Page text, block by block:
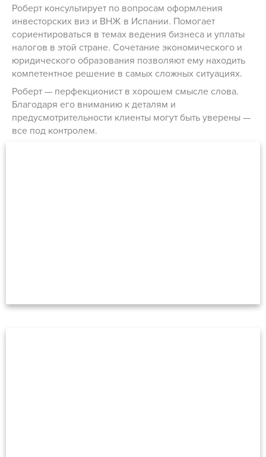
Роберт консультирует по вопросам оформления
инвесторских виз и ВНЖ в Испании. Помогает
сориентироваться в темах ведения бизнеса и уплаты
налогов в этой стране. Сочетание экономического и
юридического образования позволяют ему находить
компетентное решение в самых сложных ситуациях.
Роберт — перфекционист в хорошем смысле слова.
Благодаря его вниманию к деталям и
предусмотрительности клиенты могут быть уверены —
все под контролем.